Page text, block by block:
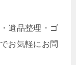
遺品整理・ゴ
お気軽にお問